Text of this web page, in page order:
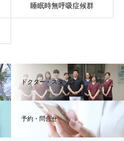
睡眠時無呼吸症候群
ドクター・スタッフ
予約・問合せ